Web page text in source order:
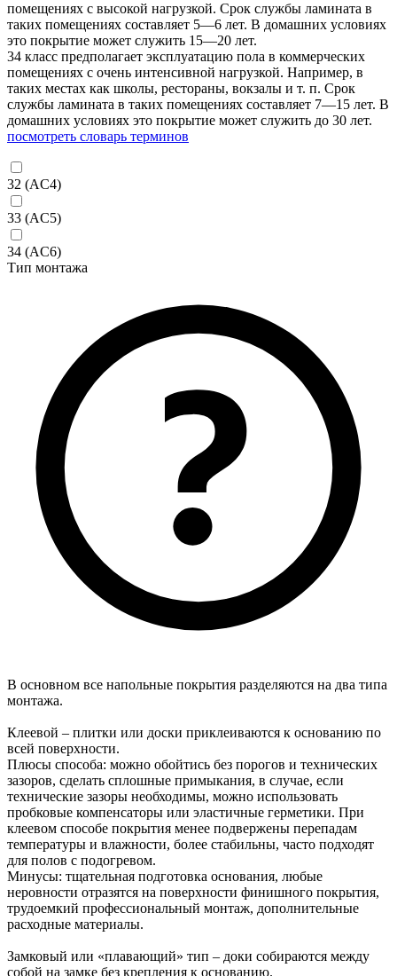
помещениях с высокой нагрузкой. Срок службы ламината в
таких помещениях составляет 5—6 лет. В домашних условиях
это покрытие может служить 15—20 лет.
34 класс предполагает эксплуатацию пола в коммерческих
помещениях с очень интенсивной нагрузкой. Например, в
таких местах как школы, рестораны, вокзалы и т. п. Срок
службы ламината в таких помещениях составляет 7—15 лет. В
домашних условиях это покрытие может служить до 30 лет.
посмотреть словарь терминов
32 (AC4)
33 (AC5)
34 (AC6)
Тип монтажа
В основном все напольные покрытия разделяются на два типа
монтажа.
Клеевой – плитки или доски приклеиваются к основанию по
всей поверхности.
Плюсы способа: можно обойтись без порогов и технических
зазоров, сделать сплошные примыкания, в случае, если
технические зазоры необходимы, можно использовать
пробковые компенсаторы или эластичные герметики. При
клеевом способе покрытия менее подвержены перепадам
температуры и влажности, более стабильны, часто подходят
для полов с подогревом.
Минусы: тщательная подготовка основания, любые
неровности отразятся на поверхности финишного покрытия,
трудоемкий профессиональный монтаж, дополнительные
расходные материалы.
Замковый или «плавающий» тип – доки собираются между
собой на замке без крепления к основанию.